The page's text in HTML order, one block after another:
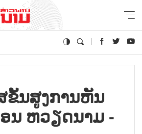
ຂັ້ນສູງການຫັນ
ນ ຫວຽດນາມ -